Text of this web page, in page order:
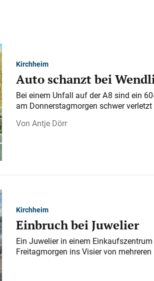
Kirchheim
Auto schanzt bei
Bei einem Unfall auf der A 8 sind ein
am Donnerstagmorgen schwer verletzt
Antje Dörr
Kirchheim
Einbruch bei Juwelier
Ein Juwelier in einem
Freitagmorgen ins Visier von